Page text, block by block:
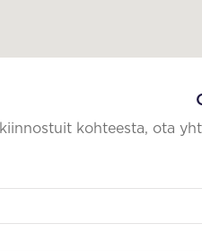
kohteesta, ota